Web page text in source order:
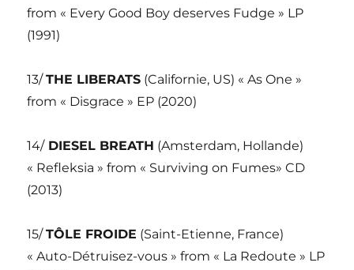
from « Every Good Boy deserves Fudge » LP
(1991)
13/THE LIBERATS (Californie, US) « As One »
from « Disgrace » EP (2020)
14/DIESEL BREATH (Amsterdam, Hollande)
« Refleksia » from « Surviving on Fumes» CD
(2013)
15/TÔLE FROIDE (Saint-Etienne, France)
« Auto-Détruisez-vous » from « La Redoute » LP